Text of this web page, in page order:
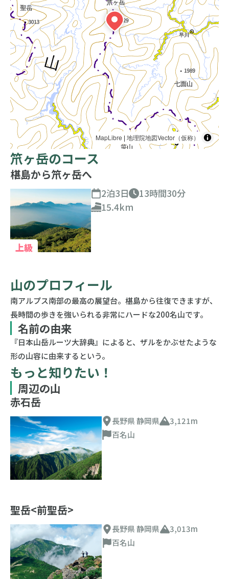
MapLibre |地理院地図Vector（仮称）
笊ヶ岳のコース
椹島から笊ヶ岳へ
上級
2泊3日
13時間30分
15.4km
山のプロフィール
南アルプス南部の最高の展望台。椹島から往復できますが、
長時間の歩きを強いられる非常にハードな200名山です。
名前の由来
『日本山岳ルーツ大辞典』によると、ザルをかぶせたような
形の山容に由来するという。
もっと知りたい！
周辺の山
赤石岳
長野県 静岡県
3,121m
百名山
聖岳<前聖岳>
長野県 静岡県
3,013m
百名山